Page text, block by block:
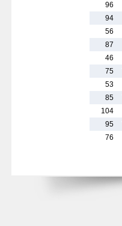
96
94
56
87
46
75
53
85
104
95
76